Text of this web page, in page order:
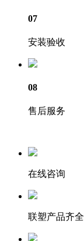
07
安装验收
08
售后服务
在线咨询
联塑产品齐全